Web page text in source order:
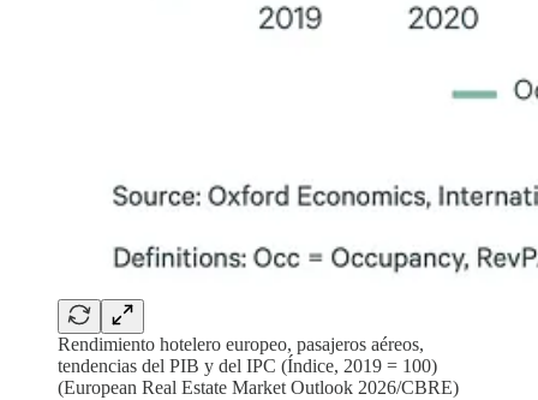
Rendimiento hotelero europeo, pasajeros aéreos,
tendencias del PIB y del IPC (Índice, 2019 = 100)
(European Real Estate Market Outlook 2026/CBRE)